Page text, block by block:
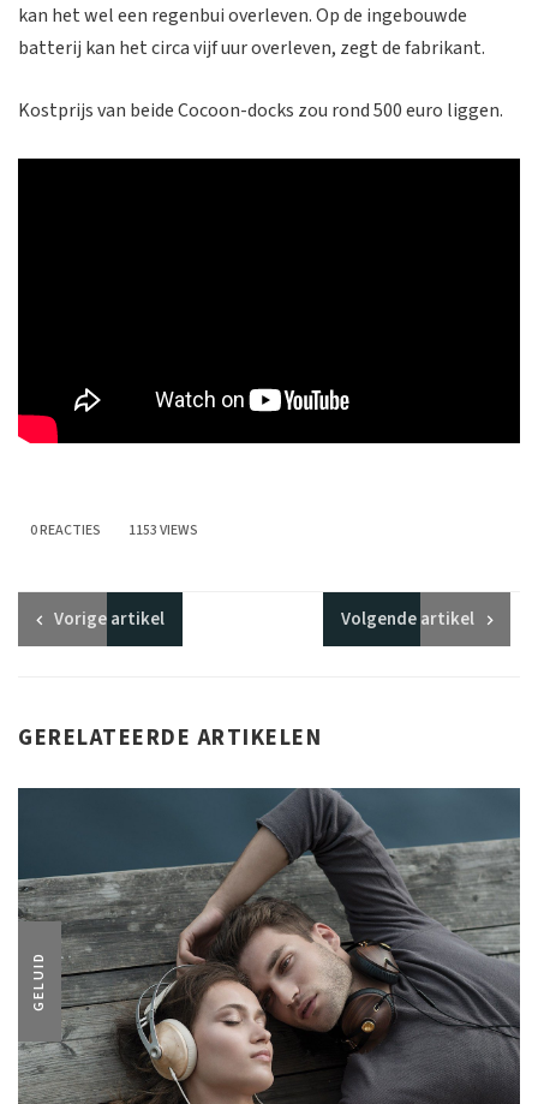
kan het wel een regenbui overleven. Op de ingebouwde
batterij kan het circa vijf uur overleven, zegt de fabrikant.
Kostprijs van beide Cocoon-docks zou rond 500 euro liggen.
0 REACTIES 1153 VIEWS
Vorigeartikel Volgendeartikel
GERELATEERDE ARTIKELEN
GELUID